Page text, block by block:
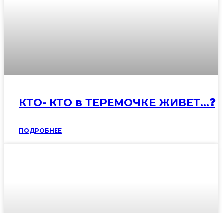
КТО- КТО в ТЕРЕМОЧКЕ ЖИВЕТ…❓
ПОДРОБНЕЕ